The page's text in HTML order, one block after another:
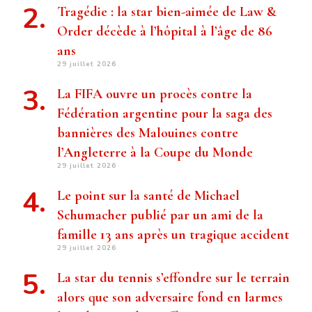
Tragédie : la star bien-aimée de Law &
Order décède à l’hôpital à l’âge de 86
ans
29 juillet 2026
La FIFA ouvre un procès contre la
Fédération argentine pour la saga des
bannières des Malouines contre
l’Angleterre à la Coupe du Monde
29 juillet 2026
Le point sur la santé de Michael
Schumacher publié par un ami de la
famille 13 ans après un tragique accident
29 juillet 2026
La star du tennis s’effondre sur le terrain
alors que son adversaire fond en larmes